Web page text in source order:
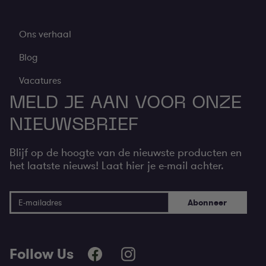
Ons verhaal
Blog
Vacatures
MELD JE AAN VOOR ONZE
NIEUWSBRIEF
Blijf op de hoogte van de nieuwste producten en
het laatste nieuws! Laat hier je e-mail achter.
Abonneer
Follow Us